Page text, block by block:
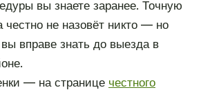
вы знаете заранее. Точную
не назовёт никто — но
вправе знать до выезда в
— на странице честного